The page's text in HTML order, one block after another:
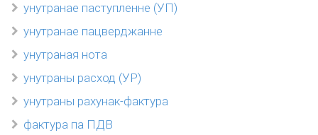
унутранае паступленне (УП)
унутранае пацверджанне
унутраная нота
унутраны расход (УР)
унутраны рахунак-фактура
фактура па ПДВ